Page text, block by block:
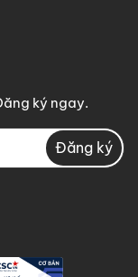
ký ngay.
Đăng ký